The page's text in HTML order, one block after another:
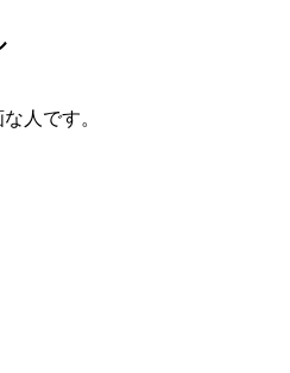
人です。